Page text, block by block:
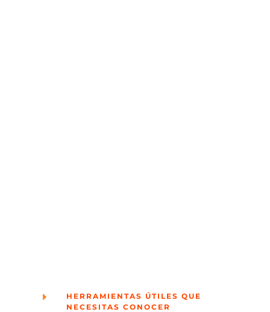
E
HERRAMIENTAS ÚTILES QUE
NECESITAS CONOCER